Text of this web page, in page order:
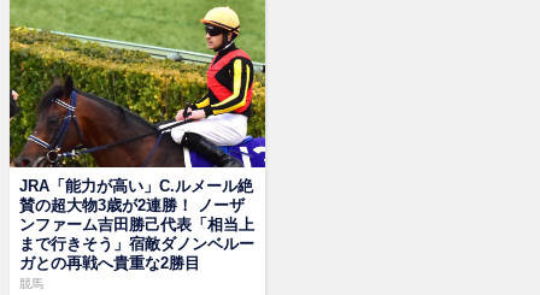
JRA「能力が高い」C.ルメール絶
賛の超大物3歳が2連勝！ ノーザ
ンファーム吉田勝己代表「相当上
まで行きそう」宿敵ダノンベルー
ガとの再戦へ貴重な2勝目
競馬